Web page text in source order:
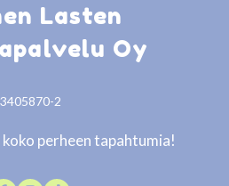
Lasten
Oy
3405870-2
perheen tapahtumia!